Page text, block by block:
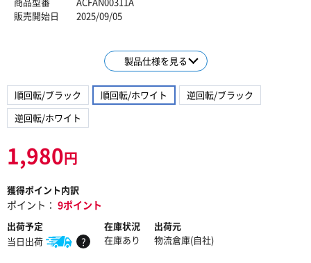
販売開始日
2025/09/05
製品仕様を見る
順回転/ブラック 順回転/ホワイト
逆回転/ブラック
逆回転/ホワイト
1,980円
獲得ポイント内訳
ポイント： 9ポイント
出荷予定
当日出荷
?
在庫状況
在庫あり
出荷元
物流倉庫(自社)